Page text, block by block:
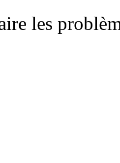
les